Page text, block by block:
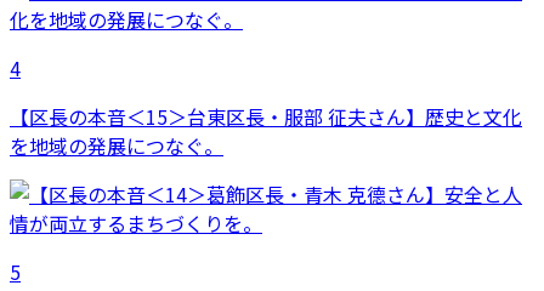
4
【区長の本音＜15＞台東区長・服部 征夫さん】歴史と文化
を地域の発展につなぐ。
5